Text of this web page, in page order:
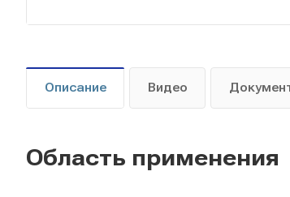
Описание Видео
Область применения